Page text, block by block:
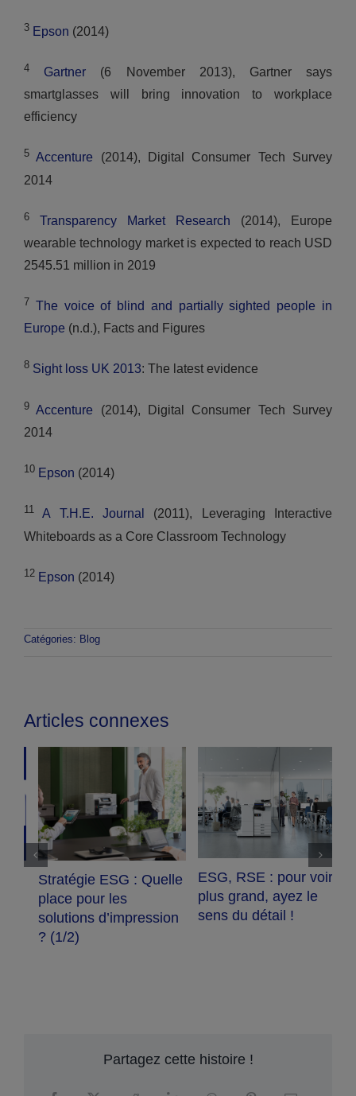
3 Epson (2014)
4 Gartner (6 November 2013), Gartner says
smartglasses will bring innovation to workplace
efficiency
5 Accenture (2014), Digital Consumer Tech Survey
2014
6 Transparency Market Research (2014), Europe
wearable technology market is expected to reach USD
2545.51 million in 2019
7 The voice of blind and partially sighted people in
Europe (n.d.), Facts and Figures
8 Sight loss UK 2013: The latest evidence
9 Accenture (2014), Digital Consumer Tech Survey
2014
10 Epson (2014)
11 A T.H.E. Journal
(2011), Leveraging Interactive
Whiteboards as a Core Classroom Technology
12 Epson (2014)
Catégories: Blog
Articles connexes
Stratégie ESG : Quelle
place pour les
solutions d’impression
? (1/2)
ESG, RSE : pour voir
plus grand, ayez le
sens du détail !
Partagez cette histoire !